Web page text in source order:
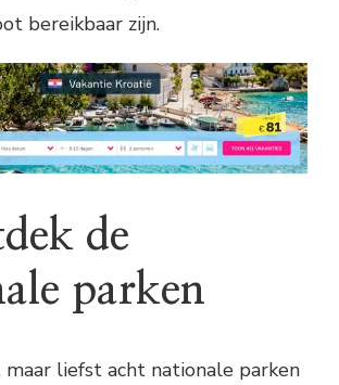
bereikbaar zijn.
de
parken
liefst acht nationale parken